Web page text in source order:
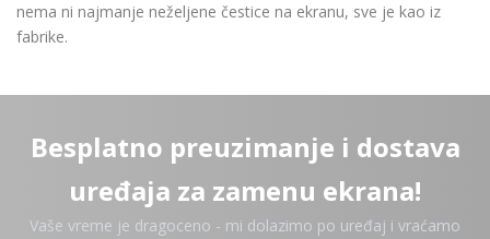
nema ni najmanje neželjene čestice na ekranu, sve je kao iz
fabrike.
Besplatno preuzimanje i dostava
uređaja za zamenu ekrana!
Vaše vreme je dragoceno - mi dolazimo po uređaj i vraćamo